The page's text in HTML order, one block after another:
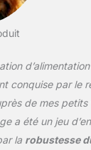
des
sauvages
suspendue
crochets, et
conquise par le
de mes petits
a été un jeu
la robustesse